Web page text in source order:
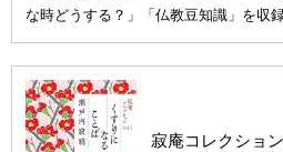
な時どうする？」「仏教豆知識」を収録
寂庵コレクショ